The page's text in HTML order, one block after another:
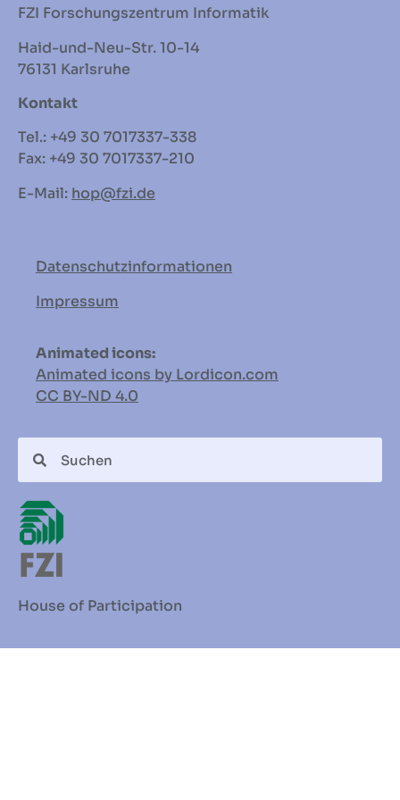
FZI Forschungszentrum Informatik
Haid-und-Neu-Str. 10-14
76131 Karlsruhe
Kontakt
Tel.: +49 30 7017337-338
Fax: +49 30 7017337-210
E-Mail: hop@fzi.de
Datenschutzinformationen
Impressum
Animated icons:
Animated icons by Lordicon.com
CC BY-ND 4.0
House of Participation